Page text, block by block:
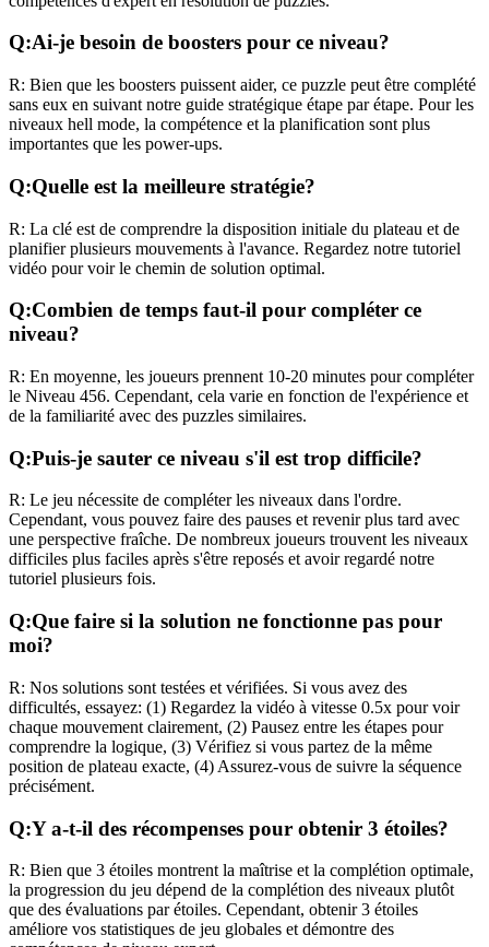
Q:Ai-je besoin de boosters pour ce niveau?
R: Bien que les boosters puissent aider, ce puzzle peut être complété
sans eux en suivant notre guide stratégique étape par étape. Pour les
niveaux hell mode, la compétence et la planification sont plus
importantes que les power-ups.
Q:Quelle est la meilleure stratégie?
R: La clé est de comprendre la disposition initiale du plateau et de
planifier plusieurs mouvements à l'avance. Regardez notre tutoriel
vidéo pour voir le chemin de solution optimal.
Q:Combien de temps faut-il pour compléter ce
niveau?
R: En moyenne, les joueurs prennent 10-20 minutes pour compléter
le Niveau 456. Cependant, cela varie en fonction de l'expérience et
de la familiarité avec des puzzles similaires.
Q:Puis-je sauter ce niveau s'il est trop difficile?
R: Le jeu nécessite de compléter les niveaux dans l'ordre.
Cependant, vous pouvez faire des pauses et revenir plus tard avec
une perspective fraîche. De nombreux joueurs trouvent les niveaux
difficiles plus faciles après s'être reposés et avoir regardé notre
tutoriel plusieurs fois.
Q:Que faire si la solution ne fonctionne pas pour
moi?
R: Nos solutions sont testées et vérifiées. Si vous avez des
difficultés, essayez: (1) Regardez la vidéo à vitesse 0.5x pour voir
chaque mouvement clairement, (2) Pausez entre les étapes pour
comprendre la logique, (3) Vérifiez si vous partez de la même
position de plateau exacte, (4) Assurez-vous de suivre la séquence
précisément.
Q:Y a-t-il des récompenses pour obtenir 3 étoiles?
R: Bien que 3 étoiles montrent la maîtrise et la complétion optimale,
la progression du jeu dépend de la complétion des niveaux plutôt
que des évaluations par étoiles. Cependant, obtenir 3 étoiles
améliore vos statistiques de jeu globales et démontre des